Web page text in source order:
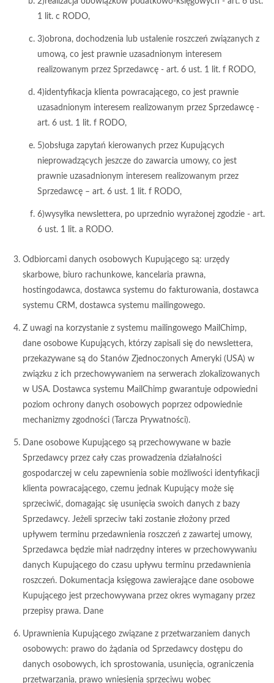
1 lit. c RODO,
3)obrona, dochodzenia lub ustalenie roszczeń związanych z
umową, co jest prawnie uzasadnionym interesem
realizowanym przez Sprzedawcę - art. 6 ust. 1 lit. f RODO,
4)identyfikacja klienta powracającego, co jest prawnie
uzasadnionym interesem realizowanym przez Sprzedawcę -
art. 6 ust. 1 lit. f RODO,
5)obsługa zapytań kierowanych przez Kupujących
nieprowadzących jeszcze do zawarcia umowy, co jest
prawnie uzasadnionym interesem realizowanym przez
Sprzedawcę – art. 6 ust. 1 lit. f RODO,
6)wysyłka newslettera, po uprzednio wyrażonej zgodzie - art.
6 ust. 1 lit. a RODO.
Odbiorcami danych osobowych Kupującego są: urzędy
skarbowe, biuro rachunkowe, kancelaria prawna,
hostingodawca, dostawca systemu do fakturowania, dostawca
systemu CRM, dostawca systemu mailingowego.
Z uwagi na korzystanie z systemu mailingowego MailChimp,
dane osobowe Kupujących, którzy zapisali się do newslettera,
przekazywane są do Stanów Zjednoczonych Ameryki (USA) w
związku z ich przechowywaniem na serwerach zlokalizowanych
w USA. Dostawca systemu MailChimp gwarantuje odpowiedni
poziom ochrony danych osobowych poprzez odpowiednie
mechanizmy zgodności (Tarcza Prywatności).
Dane osobowe Kupującego są przechowywane w bazie
Sprzedawcy przez cały czas prowadzenia działalności
gospodarczej w celu zapewnienia sobie możliwości identyfikacji
klienta powracającego, czemu jednak Kupujący może się
sprzeciwić, domagając się usunięcia swoich danych z bazy
Sprzedawcy. Jeżeli sprzeciw taki zostanie złożony przed
upływem terminu przedawnienia roszczeń z zawartej umowy,
Sprzedawca będzie miał nadrzędny interes w przechowywaniu
danych Kupującego do czasu upływu terminu przedawnienia
roszczeń. Dokumentacja księgowa zawierające dane osobowe
Kupującego jest przechowywana przez okres wymagany przez
przepisy prawa. Dane
Uprawnienia Kupującego związane z przetwarzaniem danych
osobowych: prawo do żądania od Sprzedawcy dostępu do
danych osobowych, ich sprostowania, usunięcia, ograniczenia
przetwarzania, prawo wniesienia sprzeciwu wobec